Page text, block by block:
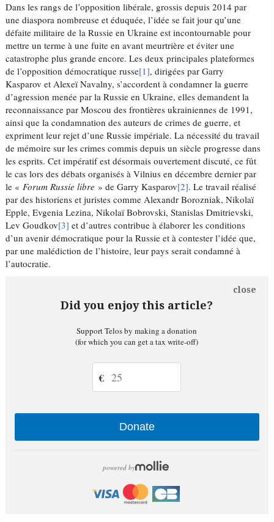
Dans les rangs de l’opposition libérale, grossis depuis 2014 par
une diaspora nombreuse et éduquée, l’idée se fait jour qu’une
défaite militaire de la Russie en Ukraine est incontournable pour
mettre un terme à une fuite en avant meurtrière et éviter une
catastrophe plus grande encore. Les deux principales plateformes
de l’opposition démocratique russe[1], dirigées par Garry
Kasparov et Alexeï Navalny, s’accordent à condamner la guerre
d’agression menée par la Russie en Ukraine, elles demandent la
reconnaissance par Moscou des frontières ukrainiennes de 1991,
ainsi que la condamnation des auteurs de crimes de guerre, et
expriment leur rejet d’une Russie impériale. La nécessité du travail
de mémoire sur les crimes commis depuis un siècle progresse dans
les esprits. Cet impératif est désormais ouvertement discuté, ce fût
le cas lors des débats organisés à Vilnius en décembre dernier par
le «Forum Russie libre » de Garry Kasparov[2]. Le travail réalisé
par des historiens et juristes comme Alexandr Borozniak, Nikolaï
Epple, Evgenia Lezina, Nikolaï Bobrovski, Stanislas Dmitrievski,
Lev Goudkov[3] et d’autres contribue à élaborer les conditions
d’un avenir démocratique pour la Russie et à contester l’idée que,
par une malédiction de l’histoire, leur pays serait condamné à
l’autocratie.
Did you enjoy this article?
close
Support Telos by making a donation
(for which you can get a tax write-off)
€
Donate
powered by